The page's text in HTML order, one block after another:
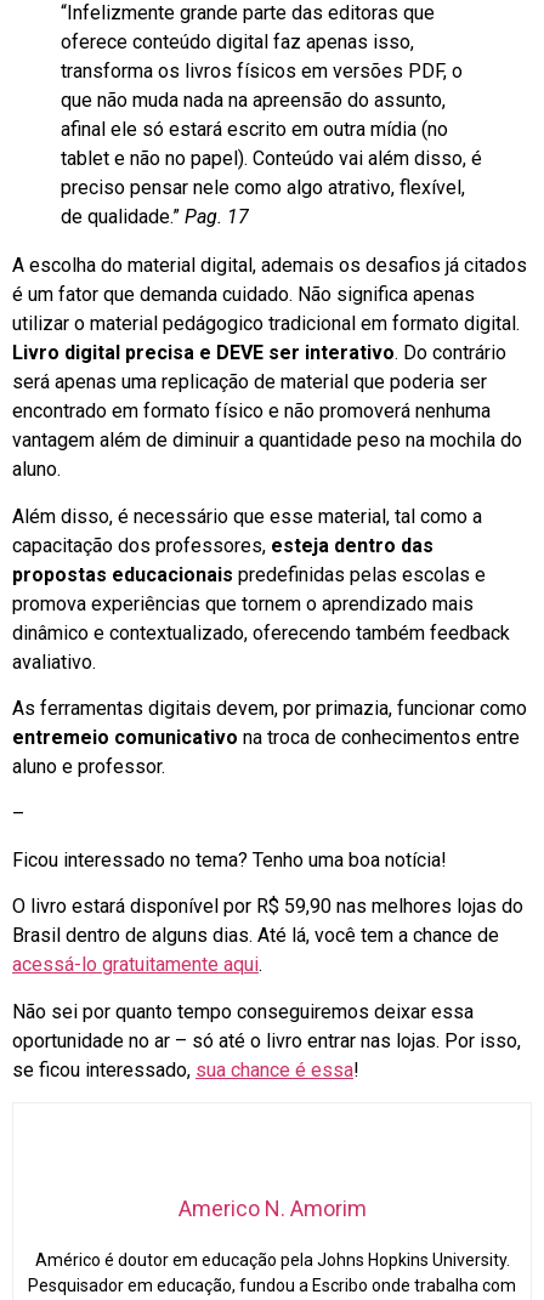
“Infelizmente grande parte das editoras que
oferece conteúdo digital faz apenas isso,
transforma os livros físicos em versões PDF, o
que não muda nada na apreensão do assunto,
afinal ele só estará escrito em outra mídia (no
tablet e não no papel). Conteúdo vai além disso, é
preciso pensar nele como algo atrativo, flexível,
de qualidade.” Pag. 17
A escolha do material digital, ademais os desafios já citados
é um fator que demanda cuidado. Não significa apenas
utilizar o material pedágogico tradicional em formato digital.
Livro digital precisa e DEVE ser interativo. Do contrário
será apenas uma replicação de material que poderia ser
encontrado em formato físico e não promoverá nenhuma
vantagem além de diminuir a quantidade peso na mochila do
aluno.
Além disso, é necessário que esse material, tal como a
capacitação dos professores, esteja dentro das
propostas educacionais predefinidas pelas escolas e
promova experiências que tornem o aprendizado mais
dinâmico e contextualizado, oferecendo também feedback
avaliativo.
As ferramentas digitais devem, por primazia, funcionar como
entremeio comunicativo na troca de conhecimentos entre
aluno e professor.
–
Ficou interessado no tema? Tenho uma boa notícia!
O livro estará disponível por R$ 59,90 nas melhores lojas do
Brasil dentro de alguns dias. Até lá, você tem a chance de
acessá-lo gratuitamente aqui.
Não sei por quanto tempo conseguiremos deixar essa
oportunidade no ar – só até o livro entrar nas lojas. Por isso,
se ficou interessado, sua chance é essa!
Americo N. Amorim
Américo é doutor em educação pela Johns Hopkins University.
Pesquisador em educação, fundou a Escribo onde trabalha com